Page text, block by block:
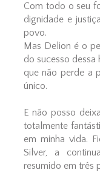
Com todo o seu
dignidade e
povo.
Mas Delion é o
do sucesso dessa
que não perde a
único.
E não posso
totalmente
em minha vida.
Silver, a
resumido em três